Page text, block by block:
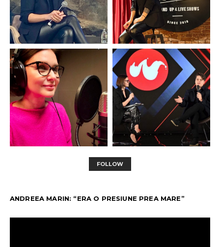
FOLLOW
ANDREEA MARIN: “ERA O PRESIUNE PREA MARE”